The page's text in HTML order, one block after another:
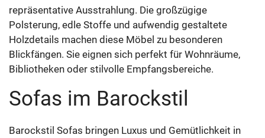
repräsentative Ausstrahlung. Die großzügige
Polsterung, edle Stoffe und aufwendig gestaltete
Holzdetails machen diese Möbel zu besonderen
Blickfängen. Sie eignen sich perfekt für Wohnräume,
Bibliotheken oder stilvolle Empfangsbereiche.
Sofas im Barockstil
Barockstil Sofas bringen Luxus und Gemütlichkeit in